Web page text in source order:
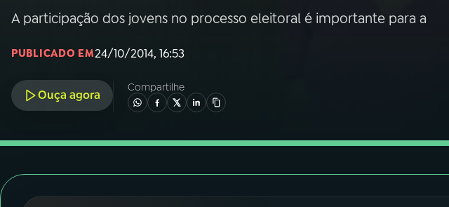
02 A RÁDIO
03PROGRAMAÇÃO
PROGRAMAS
A participação dos jovens no processo eleitoral é importante para a
PUBLICADO EM24/10/2014, 16:53
Ouça agora
Compartilhe